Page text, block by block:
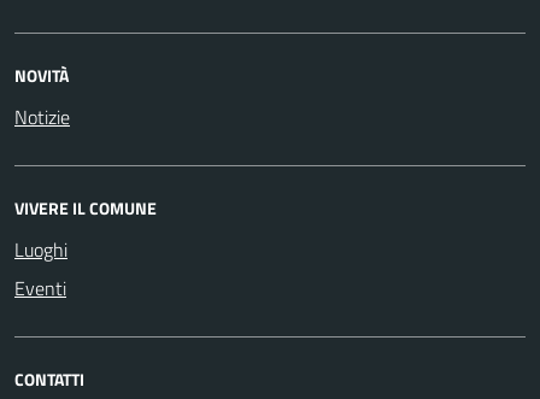
NOVITÀ
Notizie
VIVERE IL COMUNE
Luoghi
Eventi
CONTATTI